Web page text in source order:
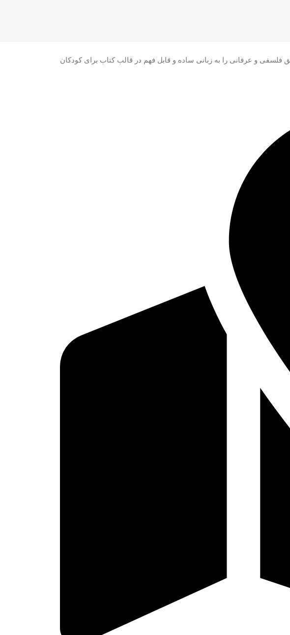
فلسفی و عرفانی را به زبانی ساده و قابل فهم در قالب کتاب برای کودکان